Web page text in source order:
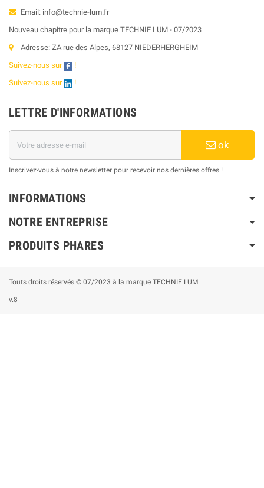
Email: info@technie-lum.fr
Nouveau chapitre pour la marque TECHNIE LUM - 07/2023
Adresse: ZA rue des Alpes, 68127 NIEDERHERGHEIM
Suivez-nous sur
!
Suivez-nous sur
!
LETTRE D'INFORMATIONS
ok
Inscrivez-vous à notre newsletter pour recevoir nos dernières offres !
INFORMATIONS
NOTRE ENTREPRISE
PRODUITS PHARES
Touts droits réservés © 07/2023 à la marque TECHNIE LUM
v.8